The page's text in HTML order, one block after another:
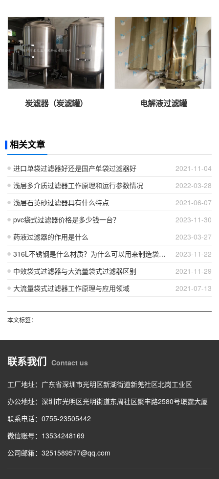
炭滤器（炭滤罐） 电解液过滤罐
相关文章
2021-11-04
进口单袋过滤器好还是国产单袋过滤器好
2022-03-28
浅层多介质过滤器工作原理和运行参数情况
2021-06-07
浅层石英砂过滤器具有什么特点
2023-11-30
pvc袋式过滤器价格是多少钱一台？
2023-03-27
药液过滤器的作用是什么
2023-11-22
316L不锈钢是什么材质？为什么可以用来制造袋式过滤器？
2021-11-29
中效袋式过滤器与大流量袋式过滤器区别
2021-07-13
大流量袋式过滤器工作原理与应用领域
本文标签：
联系我们 Contact us
工厂地址：广东省深圳市光明区新湖街道新羌社区北岗工业区
办公地址：深圳市光明区光明街道东周社区聚丰路2580号璟霆大厦
联系电话：0755-23505442
微信账号：13534248169
公司邮箱：3251589577@qq.com